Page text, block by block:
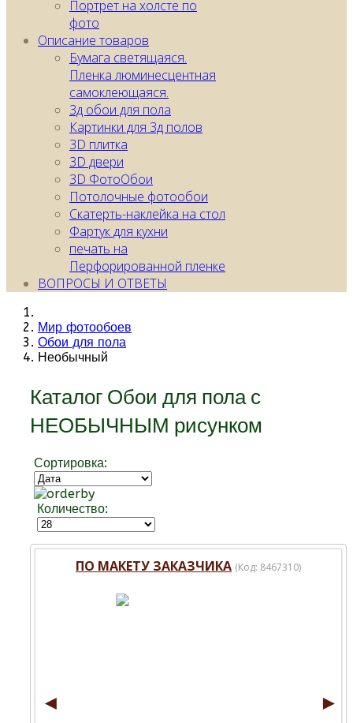
Портрет на холсте по
фото
Описание товаров
Бумага светящаяся.
Пленка люминесцентная
самоклеющаяся.
3д обои для пола
Картинки для 3д полов
3D плитка
3D двери
3D ФотоОбои
Потолочные фотообои
Скатерть-наклейка на стол
Фартук для кухни
печать на
Перфорированной пленке
ВОПРОСЫ И ОТВЕТЫ
Мир фотообоев
Обои для пола
Необычный
Каталог Обои для пола с
НЕОБЫЧНЫМ рисунком
Сортировка:
Количество:
ПО МАКЕТУ ЗАКАЗЧИКА (Код: 8467310)
◄ ►